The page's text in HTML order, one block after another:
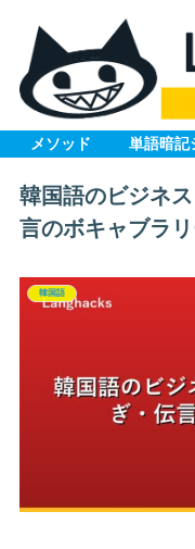
メソッド 単語暗記
韓国語のビジネ
言のボキャブラ
韓国語